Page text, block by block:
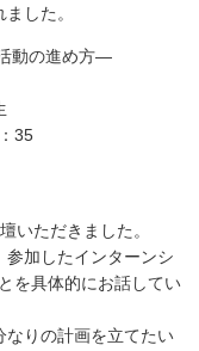
した。
動の進め方―
35
いただきました。
加したインターンシ
を具体的にお話してい
なりの計画を立てたい